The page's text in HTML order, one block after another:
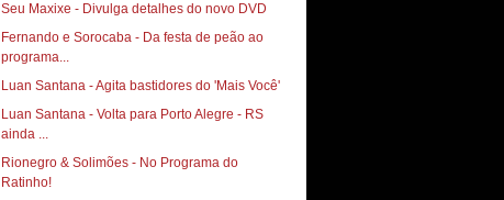
Seu Maxixe - Divulga detalhes do novo DVD
Fernando e Sorocaba - Da festa de peão ao
programa...
Luan Santana - Agita bastidores do 'Mais Você'
Luan Santana - Volta para Porto Alegre - RS
ainda ...
Rionegro & Solimões - No Programa do
Ratinho!‏